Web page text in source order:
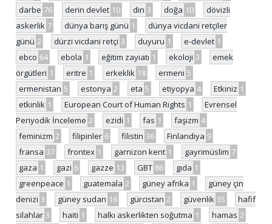
darbe 76 derin devlet 10 din 3 doğa 10
dövizli
askerlik 7 dünya barış günü 1
dünya vicdani retçiler
günü 2 dürzi vicdani retçi 3 duyuru 1 e-devlet 1
ebco 64 ebola 1 eğitim zayiatı 1 ekoloji 3
emek
örgütleri 1 eritre 1 erkeklik 18 ermeni 5
ermenistan 5 estonya 2 eta 5 etiyopya 4 Etkiniz 1
etkinlik 1 European Court of Human Rights 1
Evrensel
Periyodik İnceleme 2 ezidi 1 fas 1 faşizm 4
feminizm 2 filipinler 6 filistin 36 Finlandiya 9
fransa 37 frontex 1 garnizon kent 1 gayrimüslim 7
gaza 1 gazi 6 gazze 13 GBT 86 gıda 1
greenpeace 1 guatemala 2 güney afrika 1
güney çin
denizi 3 güney sudan 16 gürcistan 2 güvenlik 35
hafif
silahlar 3 haiti 1 halkı askerlikten soğutma 1 hamas 2